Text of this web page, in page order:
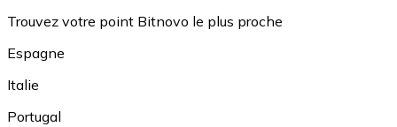
Trouvez votre point Bitnovo le plus proche
Espagne
Italie
Portugal